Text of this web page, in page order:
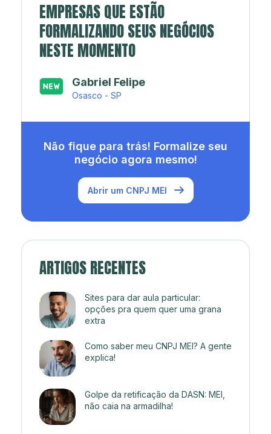
EMPRESAS QUE ESTÃO
FORMALIZANDO SEUS NEGÓCIOS
NESTE MOMENTO
Japa’s açaí e sorveteria
Rio de Janeiro - RJ
Não fique para trás! Formalize seu
negócio agora mesmo!
Abrir um CNPJ MEI
ARTIGOS RECENTES
Sites para dar aula particular:
opções pra quem quer uma grana
extra
Como saber meu CNPJ MEI? A gente
explica!
Golpe da retificação da DASN: MEI,
não caia na armadilha!